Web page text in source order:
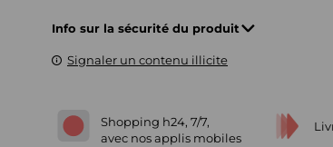
Info sur la sécurité du produit
Signaler un contenu illicite
Shopping h24, 7/7,
avec nos applis mobiles